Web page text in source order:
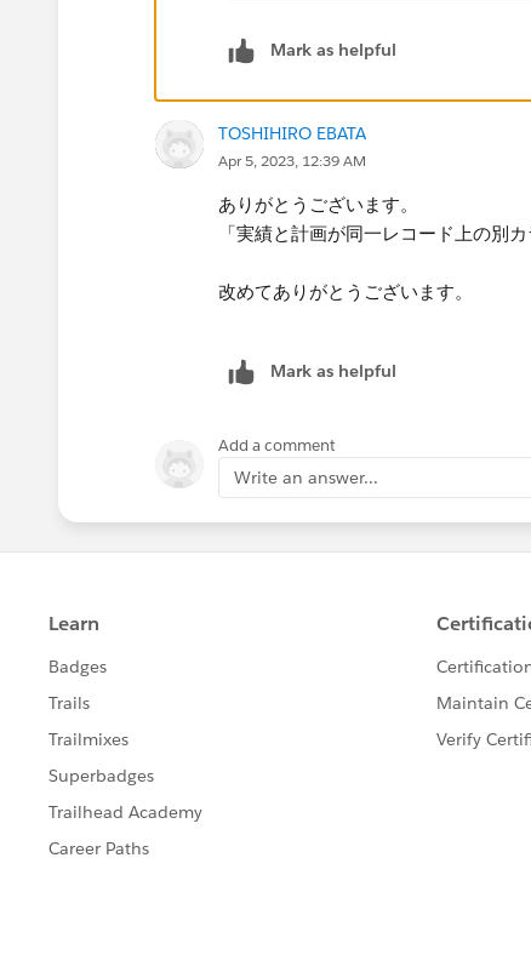
そうではなく実績と計画が同一レコ
を分けて、ダッシュボード上で合体
ひとつのシートで実現することも可
Mark as helpful
TOSHIHIRO EBATA
Apr 5, 2023, 12:39 AM
ありがとうございます。
「実績と計画が同一レコード上の別
改めてありがとうございます。​
Mark as helpful
Add a comment
Write an answer...